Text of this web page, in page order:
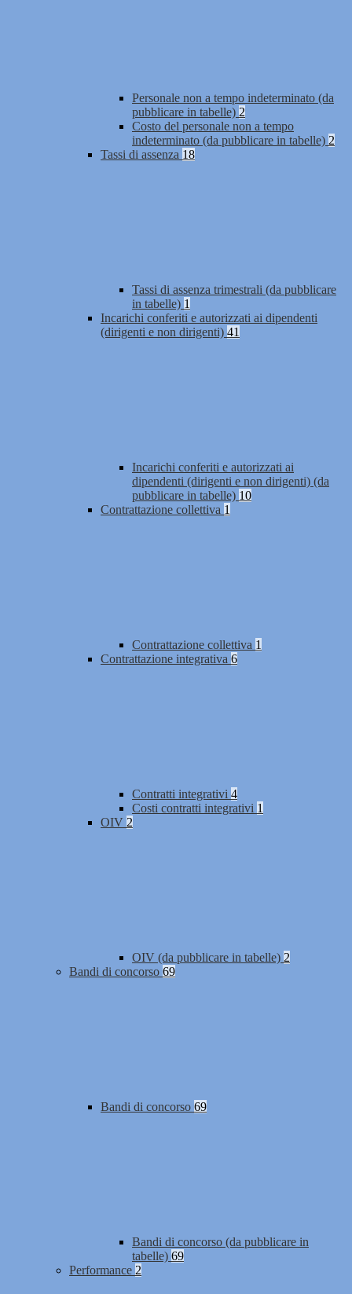
Personale non a tempo indeterminato (da
pubblicare in tabelle) 2
Costo del personale non a tempo
indeterminato (da pubblicare in tabelle) 2
Tassi di assenza 18
Tassi di assenza trimestrali (da pubblicare
in tabelle) 1
Incarichi conferiti e autorizzati ai dipendenti
(dirigenti e non dirigenti) 41
Incarichi conferiti e autorizzati ai
dipendenti (dirigenti e non dirigenti) (da
pubblicare in tabelle) 10
Contrattazione collettiva 1
Contrattazione collettiva 1
Contrattazione integrativa 6
Contratti integrativi 4
Costi contratti integrativi 1
OIV 2
OIV (da pubblicare in tabelle) 2
Bandi di concorso 69
Bandi di concorso 69
Bandi di concorso (da pubblicare in
tabelle) 69
Performance 2